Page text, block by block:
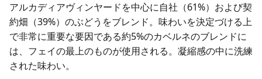
アルカディアヴィンヤードを中心に自社（61%）および契
約畑（39%）のぶどうをブレンド。味わいを決定づける上
で非常に重要な要因である約5%のカベルネのブレンドに
は、フェイの最上のものが使用される。凝縮感の中に洗練
された味わい。